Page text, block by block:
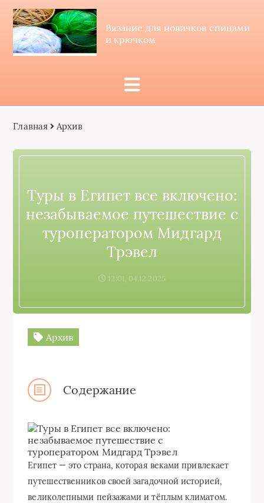
Вязание для новичков спицами
и крючком
Главная Архив
Туры в Египет все включено:
незабываемое путешествие с
туроператором Мидгард
Трэвел
12:01, 04.12.2025
Архив
Содержание
Египет — это страна, которая веками привлекает
путешественников своей загадочной историей,
великолепными пейзажами и тёплым климатом.